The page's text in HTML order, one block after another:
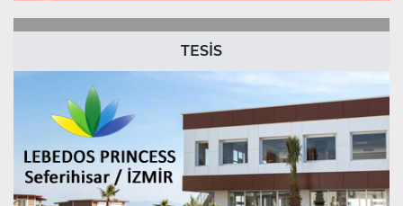
TESİS